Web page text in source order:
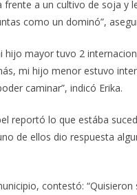
a un cultivo de soja y
como un dominó”,
hijo mayor tuvo 2
mi hijo menor estuvo
caminar”, indicó Erika.
reportó lo que estába
de ellos dio respuesta
contestó: